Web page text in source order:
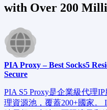
with Over 200
PIA Proxy – Best Socks5
Secure
PIA S5 Proxy是企業級代理
理資源池，覆蓋200+國家。